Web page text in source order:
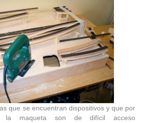
que se encuentran dispositivos y que por
la maqueta son de difícil acceso